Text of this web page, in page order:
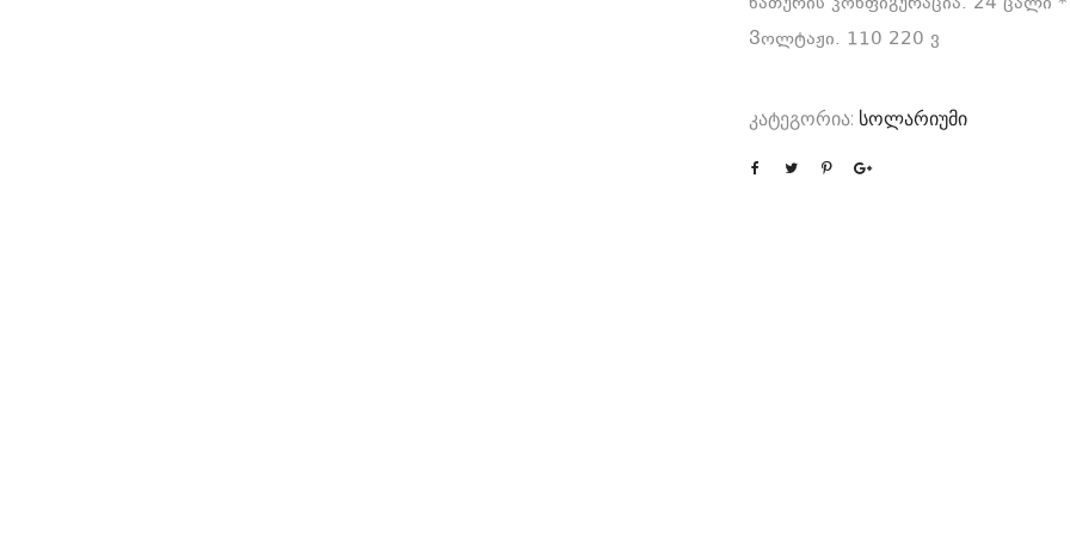
Ვოლტაჟი. 110 220 ვ
კატეგორია: სოლარიუმი